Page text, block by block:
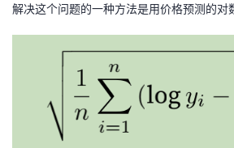
解决这个问题的⼀种⽅法是⽤价格预测的对